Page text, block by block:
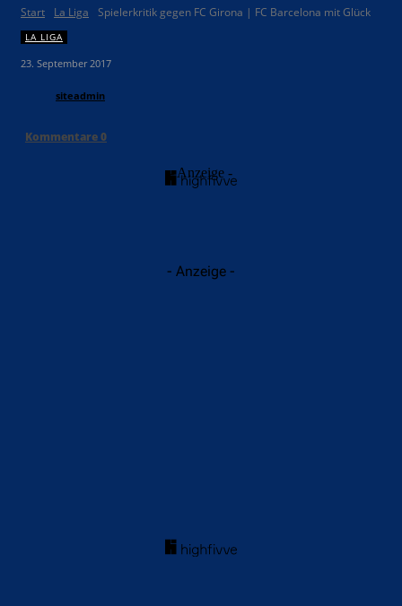
Start La Liga Spielerkritik gegen FC Girona | FC Barcelona mit Glück
LA LIGA
23. September 2017
siteadmin
Kommentare0
- Anzeige -
- Anzeige -